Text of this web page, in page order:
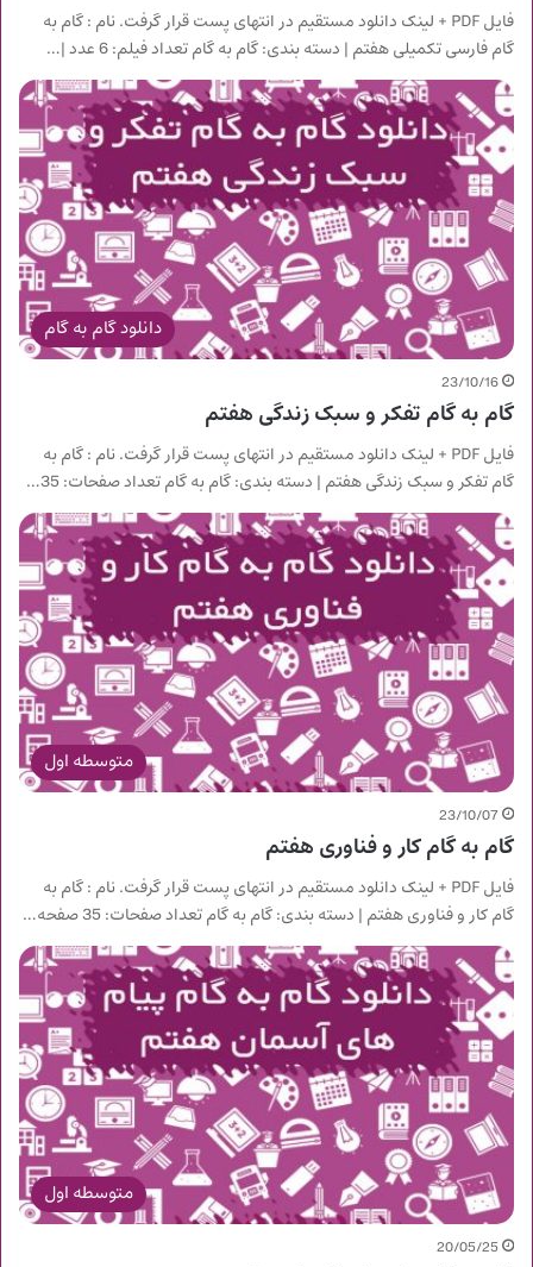
فایل PDF + لینک دانلود مستقیم در انتهای پست قرار گرفت. نام : گام به
گام فارسی تکمیلی هفتم | دسته بندی: گام به گام تعداد فیلم: 6 عدد |…
دانلود گام به گام
23/10/16
گام به گام تفکر و سبک زندگی هفتم
فایل PDF + لینک دانلود مستقیم در انتهای پست قرار گرفت. نام : گام به
گام تفکر و سبک زندگی هفتم | دسته بندی: گام به گام تعداد صفحات: 35…
متوسطه اول
23/10/07
گام به گام کار و فناوری هفتم
فایل PDF + لینک دانلود مستقیم در انتهای پست قرار گرفت. نام : گام به
گام کار و فناوری هفتم | دسته بندی: گام به گام تعداد صفحات: 35 صفحه…
متوسطه اول
20/05/25